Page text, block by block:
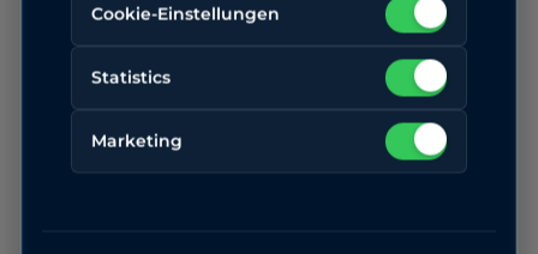
Die durch die Seitenbetreiber erstellten
Inhalte und Werke auf diesen Seiten
unterliegen dem deutschen Urheberrecht.
Die Vervielfältigung, Bearbeitung,
Verbreitung und jede Art der Verwertung
Cookie-Einstellungen
Statistics
Marketing